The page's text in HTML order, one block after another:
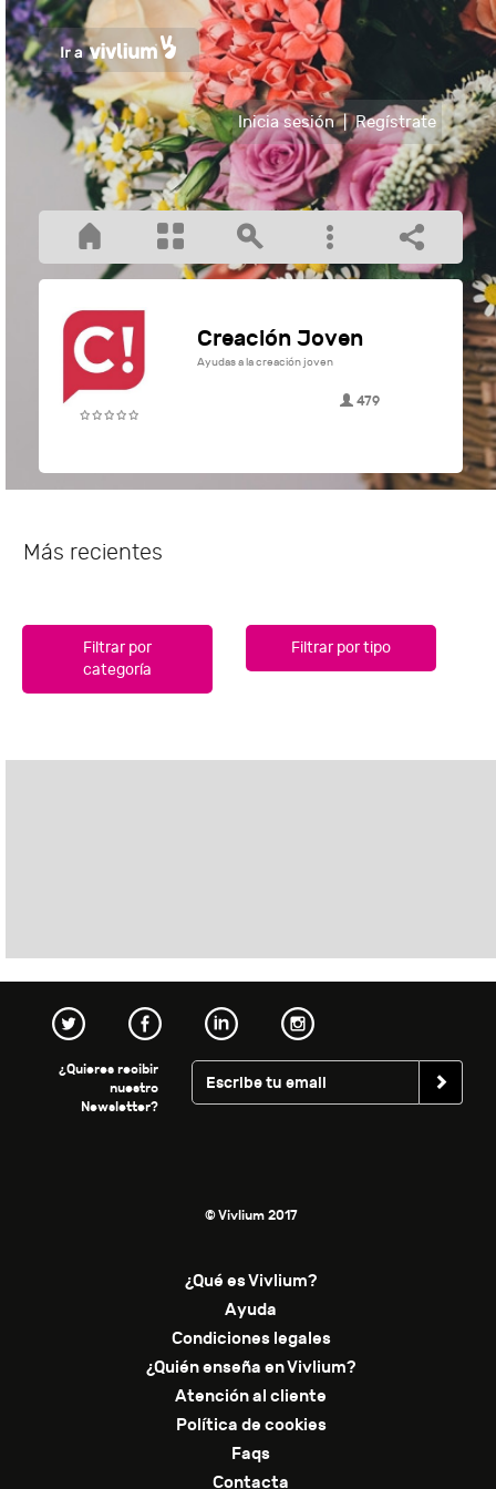
Inicia sesión | Regístrate
Creación Joven
Ayudas a la creación joven
479
Más recientes
Filtrar por
categoría
Filtrar por tipo
¿Quieres recibir
nuestro
Newsletter?
© Vivlium 2017
¿Qué es Vivlium?
Ayuda
Condiciones legales
¿Quién enseña en Vivlium?
Atención al cliente
Política de cookies
Faqs
Contacta